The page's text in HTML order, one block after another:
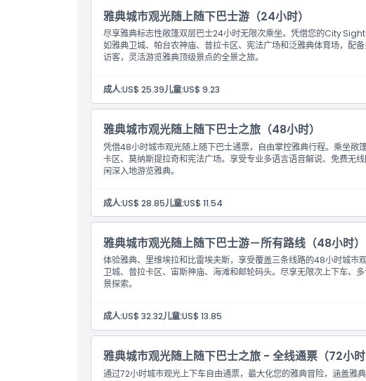
雅典城市观光随上随下巴士游（24小时）
尽享雅典标志性敞篷双层巴士24小时无限次乘坐。凭借您的City
如雅典卫城、帕台农神庙、普拉卡区、宪法广场和泛雅典体育场，配
访客，灵活游览雅典顶级景点的全景之旅。
成人:US$ 25.39儿童:US$ 9.23
雅典城市观光随上随下巴士之旅（48小时）
凭借48小时城市观光随上随下巴士通票，自由掌控雅典行程。乘坐敞
卡区、莫纳斯提拉奇和宪法广场。享受专业多语言语音解说、免费无
闲深入地游览雅典。
成人:US$ 28.85儿童:US$ 11.54
雅典城市观光随上随下巴士游－所有路线（48小时）
体验雅典、里维埃拉和比雷埃夫斯，享受覆盖三条线路的48小时城市
卫城、普拉卡区、宙斯神庙、海滩和邮轮码头。尽享无限次上下车、
景探索。
成人:US$ 32.32儿童:US$ 13.85
雅典城市观光随上随下巴士之旅 - 全线通票（72小时
通过72小时城市观光上下车自由通票，最大化您的雅典冒险，涵盖雅